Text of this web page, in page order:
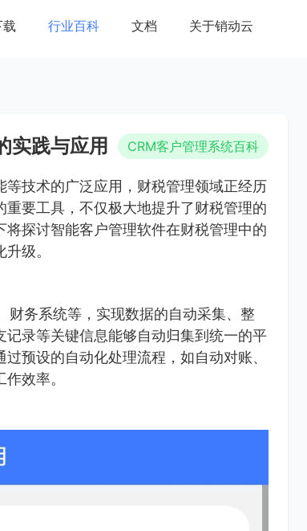
载 行业百科 文档 关于销动云
实践与应用 CRM客户管理系统百科
技术的广泛应用，财税管理领域正经历
要工具，不仅极大地提升了财税管理的
探讨智能客户管理软件在财税管理中的
级。
财务系统等，实现数据的自动采集、整
录等关键信息能够自动归集到统一的平
预设的自动化处理流程，如自动对账、
效率。